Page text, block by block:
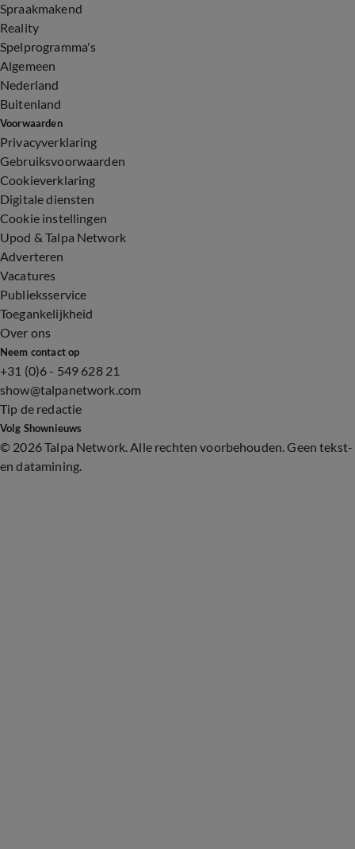
Spraakmakend
Reality
Spelprogramma's
Algemeen
Nederland
Buitenland
Voorwaarden
Privacyverklaring
Gebruiksvoorwaarden
Cookieverklaring
Digitale diensten
Cookie instellingen
Upod & Talpa Network
Adverteren
Vacatures
Publieksservice
Toegankelijkheid
Over ons
Neem contact op
+31 (0)6 - 549 628 21
show@talpanetwork.com
Tip de redactie
Volg Shownieuws
© 2026 Talpa Network. Alle rechten voorbehouden. Geen tekst-
en datamining.